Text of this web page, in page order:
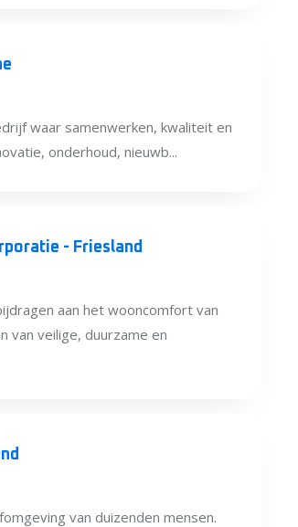
waar samenwerken, kwaliteit en
onderhoud, nieuwb...
- Friesland
aan het wooncomfort van
van veilige, duurzame en
van duizenden mensen.